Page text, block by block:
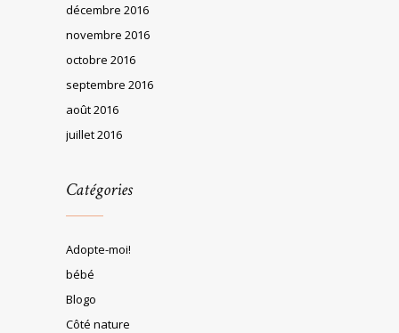
décembre 2016
novembre 2016
octobre 2016
septembre 2016
août 2016
juillet 2016
Catégories
Adopte-moi!
bébé
Blogo
Côté nature